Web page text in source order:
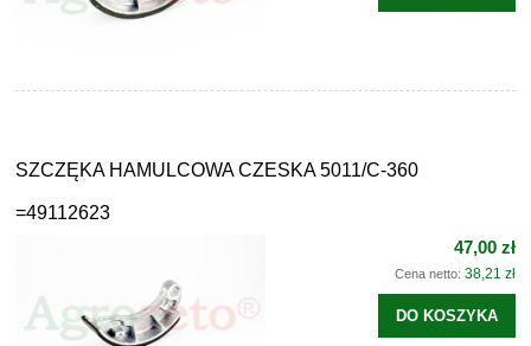
SZCZĘKA HAMULCOWA CZESKA 5011/C-360
=49112623
47,00 zł
Cena netto: 38,21 zł
DO KOSZYKA